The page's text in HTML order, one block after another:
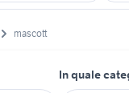
mascott
In quale